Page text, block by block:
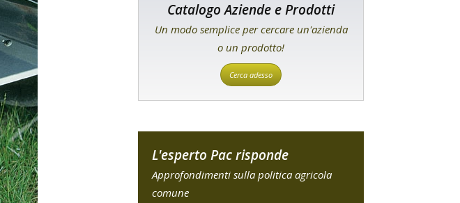
Catalogo Aziende e Prodotti
Un modo semplice per cercare un'azienda
o un prodotto!
Cerca adesso
L'esperto Pac risponde
Approfondimenti sulla politica agricola
comune